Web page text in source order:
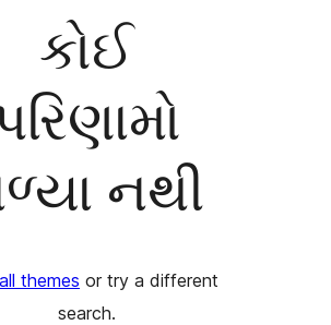
કોઈ
નથી
all themes or try a different
search.